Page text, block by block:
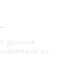
gyomok
és